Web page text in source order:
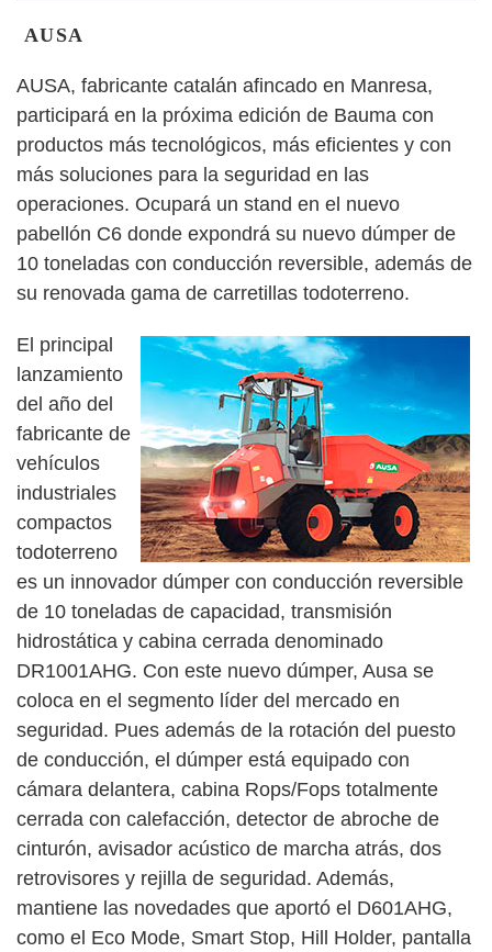
AUSA
AUSA, fabricante catalán afincado en Manresa,
participará en la próxima edición de Bauma con
productos más tecnológicos, más eficientes y con
más soluciones para la seguridad en las
operaciones. Ocupará un stand en el nuevo
pabellón C6 donde expondrá su nuevo dúmper de
10 toneladas con conducción reversible, además de
su renovada gama de carretillas todoterreno.
El principal
lanzamiento
del año del
fabricante de
vehículos
industriales
compactos
todoterreno
es un innovador dúmper con conducción reversible
de 10 toneladas de capacidad, transmisión
hidrostática y cabina cerrada denominado
DR1001AHG. Con este nuevo dúmper, Ausa se
coloca en el segmento líder del mercado en
seguridad. Pues además de la rotación del puesto
de conducción, el dúmper está equipado con
cámara delantera, cabina Rops/Fops totalmente
cerrada con calefacción, detector de abroche de
cinturón, avisador acústico de marcha atrás, dos
retrovisores y rejilla de seguridad. Además,
mantiene las novedades que aportó el D601AHG,
como el Eco Mode, Smart Stop, Hill Holder, pantalla